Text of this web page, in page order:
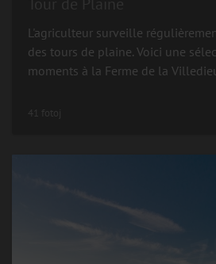
L'agriculteur surveille
des tours de plaine. Voici une
moments à la Ferme de la
41 fotoj